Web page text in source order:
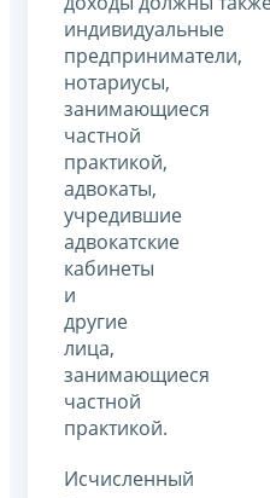
индивидуальные
предприниматели,
нотариусы,
занимающиеся
частной
практикой,
адвокаты,
учредившие
адвокатские
кабинеты
и
другие
лица,
занимающиеся
частной
практикой.
Исчисленный